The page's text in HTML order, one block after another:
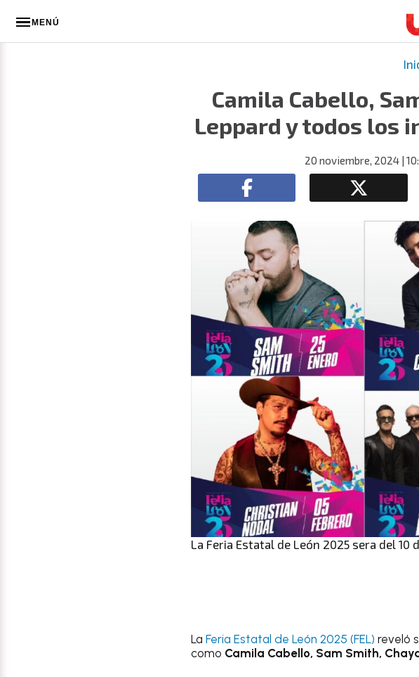
MENÚ
Camila Cabello,
Leppard y todos los
20 noviembre, 2024 |
La Feria Estatal de León 2025 sera del 10
La Feria Estatal de León 2025 (FEL) reveló
como Camila Cabello, Sam Smith,